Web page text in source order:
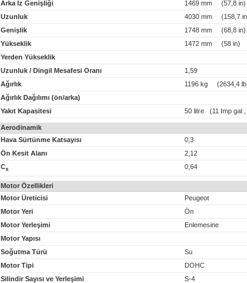
Arka İz Genişliği
1469 mm (57,8 in)
Uzunluk
4030 mm (158,7
Genişlik
1748 mm (68,8 in)
Yükseklik
1472 mm (58 in)
Yerden Yükseklik
Uzunluk / Dingil Mesafesi Oranı
1,59
Ağırlık
1196 kg (2634,4
Ağırlık Dağılımı (ön/arka)
Yakıt Kapasitesi
50 litre (11 Imp gal
Aerodinamik
Hava Sürtünme Katsayısı
0,3
Ön Kesit Alanı
2,12
Cx 0,64
Motor Özellikleri
Motor Üreticisi
Peugeot
Motor Yeri
Ön
Motor Yerleşimi
Enlemesine
Motor Yapısı
Soğutma Türü
Su
Motor Tipi
DOHC
Silindir Sayısı ve Yerleşimi
S-4